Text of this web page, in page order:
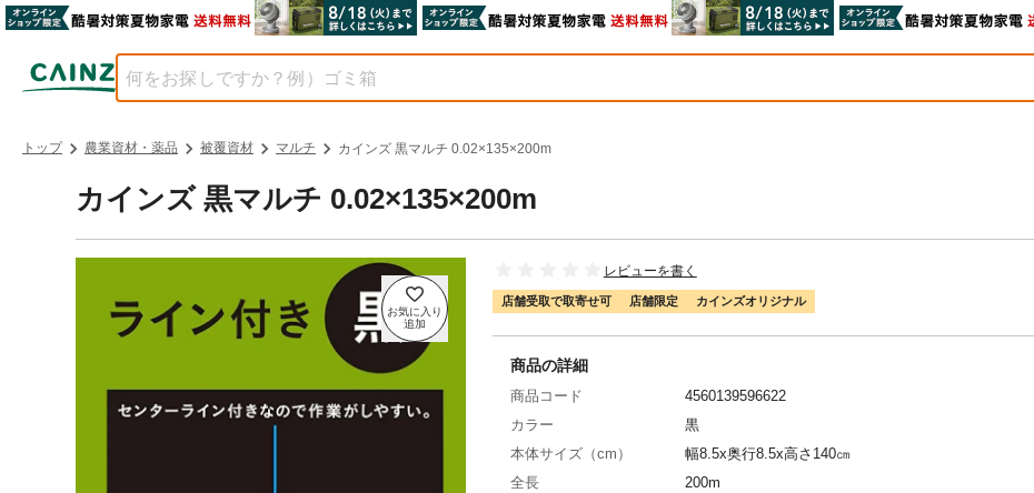
トップ 農業資材・薬品 被覆資材 マルチ カインズ 黒マルチ 0.02×135×200m
カインズ 黒マルチ 0.02×135×200m
レビューを書く
店舗受取で取寄せ可 店舗限定 カインズオリジナル
商品の詳細
商品コード
4560139596622
カラー
黒
本体サイズ（cm）
幅8.5x奥行8.5x高さ140㎝
全長
200m